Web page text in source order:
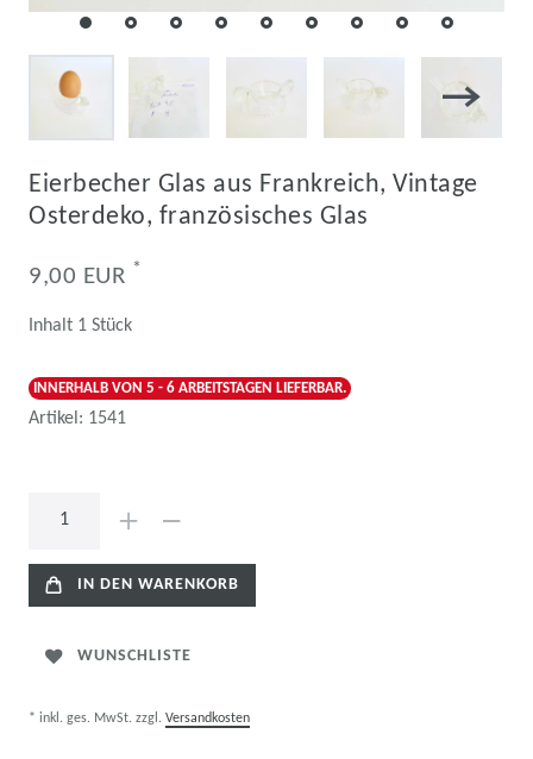
Eierbecher Glas aus Frankreich, Vintage
Osterdeko, französisches Glas
9,00 EUR *
Inhalt 1 Stück
INNERHALB VON 5 - 6 ARBEITSTAGEN LIEFERBAR.
Artikel: 1541
IN DEN WARENKORB
WUNSCHLISTE
* inkl. ges. MwSt. zzgl. Versandkosten